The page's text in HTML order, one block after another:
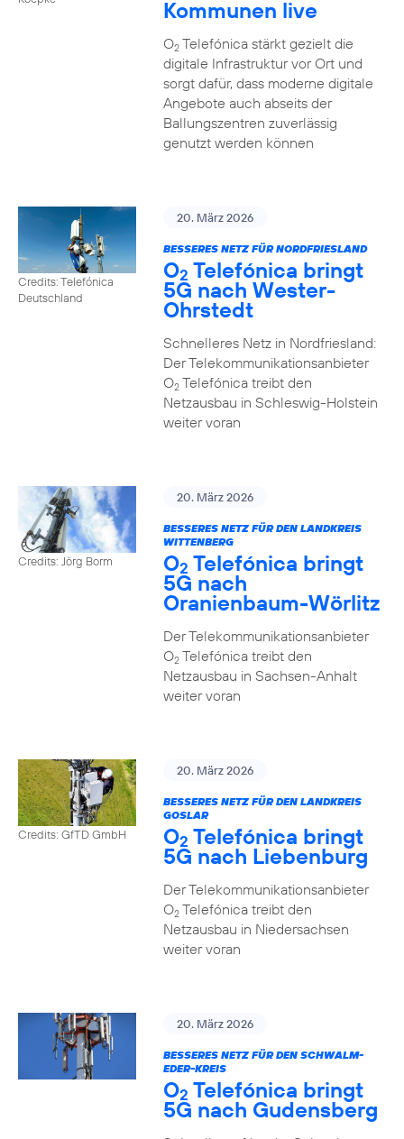
Kommunen live
O2Telefónica stärkt gezielt die
digitale Infrastruktur vor Ort und
sorgt dafür, dass moderne digitale
Angebote auch abseits der
Ballungszentren zuverlässig
genutzt werden können
Credits: Telefónica
Deutschland
20. März 2026
BESSERES NETZ FÜR NORDFRIESLAND
O2 Telefónica bringt
5G nach Wester-
Ohrstedt
Schnelleres Netz in Nordfriesland:
Der Telekommunikationsanbieter
O2Telefónica treibt den
Netzausbau in Schleswig-Holstein
weiter voran
Credits: Jörg Borm
20. März 2026
BESSERES NETZ FÜR DEN LANDKREIS
WITTENBERG
O2 Telefónica bringt
5G nach
Oranienbaum-Wörlitz
Der Telekommunikationsanbieter
O2Telefónica treibt den
Netzausbau in Sachsen-Anhalt
weiter voran
Credits: GfTD GmbH
20. März 2026
BESSERES NETZ FÜR DEN LANDKREIS
GOSLAR
O2 Telefónica bringt
5G nach Liebenburg
Der Telekommunikationsanbieter
O2Telefónica treibt den
Netzausbau in Niedersachsen
weiter voran
20. März 2026
BESSERES NETZ FÜR DEN SCHWALM-
EDER-KREIS
O2 Telefónica bringt
5G nach Gudensberg